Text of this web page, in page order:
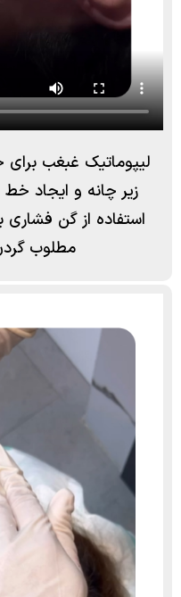
لیپوماتیک غبغب
زیر چانه و ایجاد
استفاده از گن
مطلوب